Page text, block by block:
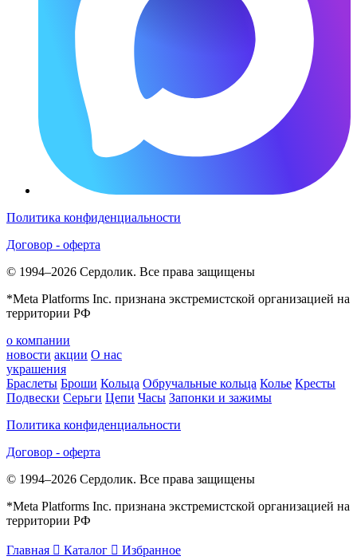
Политика конфиденциальности
Договор - оферта
© 1994–2026 Сердолик. Все права защищены
*Meta Platforms Inc. признана экстремистской организацией на
территории РФ
о компании
новости акции О нас
украшения
Браслеты Броши Кольца Обручальные кольца Колье Кресты
Подвески Серьги Цепи Часы Запонки и зажимы
Политика конфиденциальности
Договор - оферта
© 1994–2026 Сердолик. Все права защищены
*Meta Platforms Inc. признана экстремистской организацией на
территории РФ
Главная  Каталог  Избранное